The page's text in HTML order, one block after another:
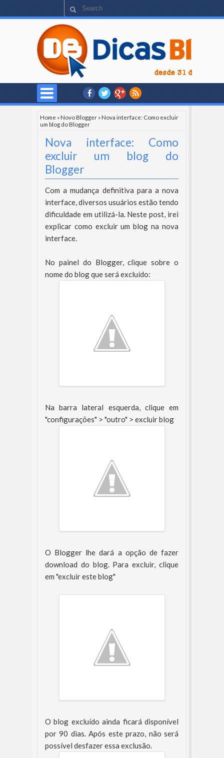
Home »Novo Blogger »Nova interface: Como excluir
um blog do Blogger
Nova interface: Como
excluir um blog do
Blogger
Com a mudança definitiva para a nova
interface, diversos usuários estão tendo
dificuldade em utilizá-la. Neste post, irei
explicar como excluir um blog na nova
interface.
No painel do Blogger, clique sobre o
nome do blog que será excluído:
Na barra lateral esquerda, clique em
"configurações" > "outro" > excluir blog
O Blogger lhe dará a opção de fazer
download do blog. Para excluir, clique
em "excluir este blog"
O blog excluído ainda ficará disponível
por 90 dias. Após este prazo, não será
possível desfazer essa exclusão.